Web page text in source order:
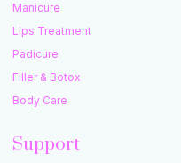
Manicure
Lips Treatment
Padicure
Filler & Botox
Body Care
Support